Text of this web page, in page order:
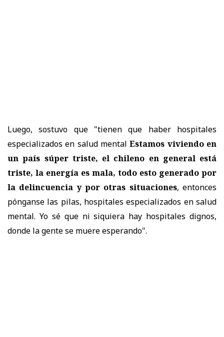
Luego, sostuvo que "tienen que haber hospitales
especializados en salud mentalEstamos viviendo en
un país súper triste, el chileno en general está
triste, la energía es mala, todo esto generado por
la delincuencia y por otras situaciones, entonces
pónganse las pilas, hospitales especializados en salud
mental. Yo sé que ni siquiera hay hospitales dignos,
donde la gente se muere esperando".